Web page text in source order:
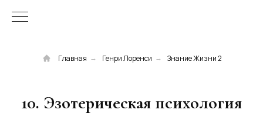
Главная → Генри Лоренси → Знание Жизни 2
10. Эзотерическая психология